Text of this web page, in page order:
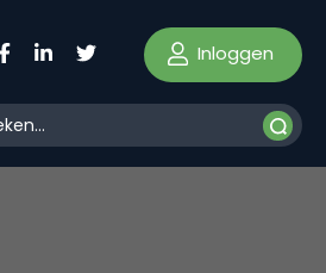
Inloggen